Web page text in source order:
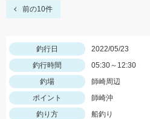
前の10件
釣行日
2022/05/23
釣行時間
05:30～12:30
釣場
師崎周辺
ポイント
師崎沖
釣り方
船釣り